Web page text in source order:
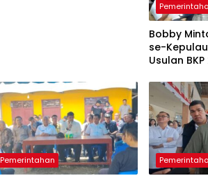
Bobby
se-
Usulan
Pemerintahan